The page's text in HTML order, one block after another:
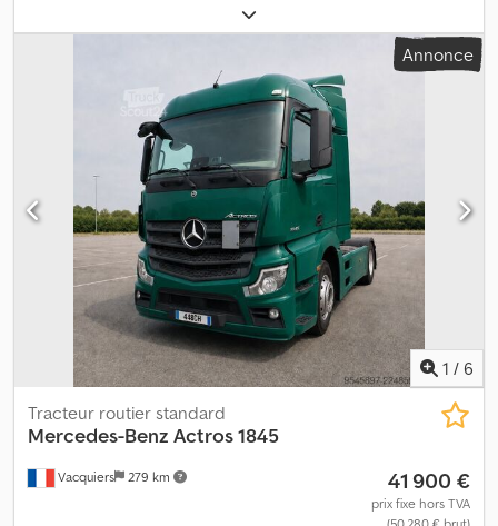
diesel
essieux, carburant:diesel, couleur:vert, type d'engrenage:
, Année de construction:2019,
ABS, EBS (Système de freinage électronique),
airbag, climatisation, contrôle de traction, direction assistée,
programme électronique de stabilité (ESP), retardeur,
régulateur de vitesse, MERCEDES ATEGO 1224 Dcsdpezribfsfx
Annonce
1 / 6
Vacquiers 279 km
Tracteur routier standard
Mercedes-Benz Actros 1845
41 900 €
prix fixe hors TVA
(50 280 € brut)